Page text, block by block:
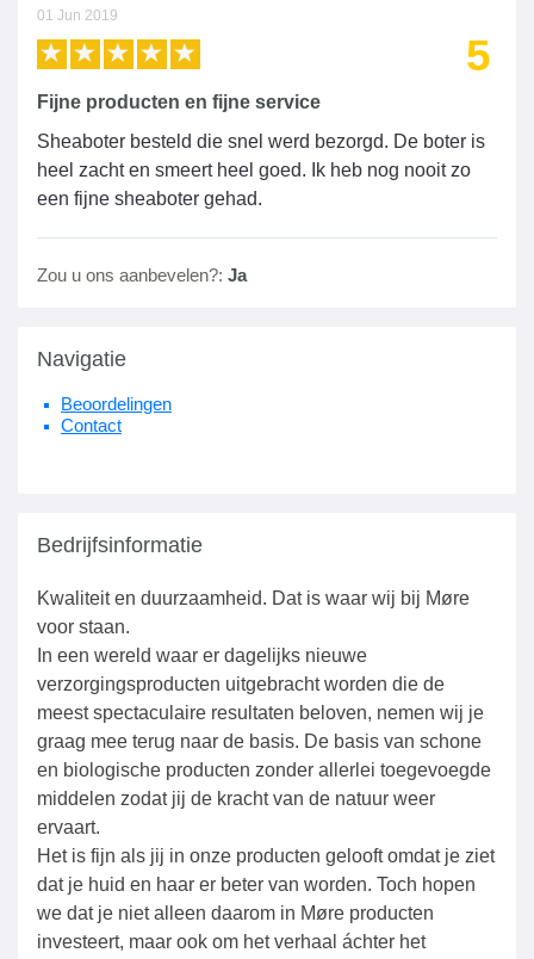
01 Jun 2019
5
Fijne producten en fijne service
Sheaboter besteld die snel werd bezorgd. De boter is
heel zacht en smeert heel goed. Ik heb nog nooit zo
een fijne sheaboter gehad.
Zou u ons aanbevelen?: Ja
Navigatie
Beoordelingen
Contact
Bedrijfsinformatie
Kwaliteit en duurzaamheid. Dat is waar wij bij Møre
voor staan.
In een wereld waar er dagelijks nieuwe
verzorgingsproducten uitgebracht worden die de
meest spectaculaire resultaten beloven, nemen wij je
graag mee terug naar de basis. De basis van schone
en biologische producten zonder allerlei toegevoegde
middelen zodat jij de kracht van de natuur weer
ervaart.
Het is fijn als jij in onze producten gelooft omdat je ziet
dat je huid en haar er beter van worden. Toch hopen
we dat je niet alleen daarom in Møre producten
investeert, maar ook om het verhaal áchter het